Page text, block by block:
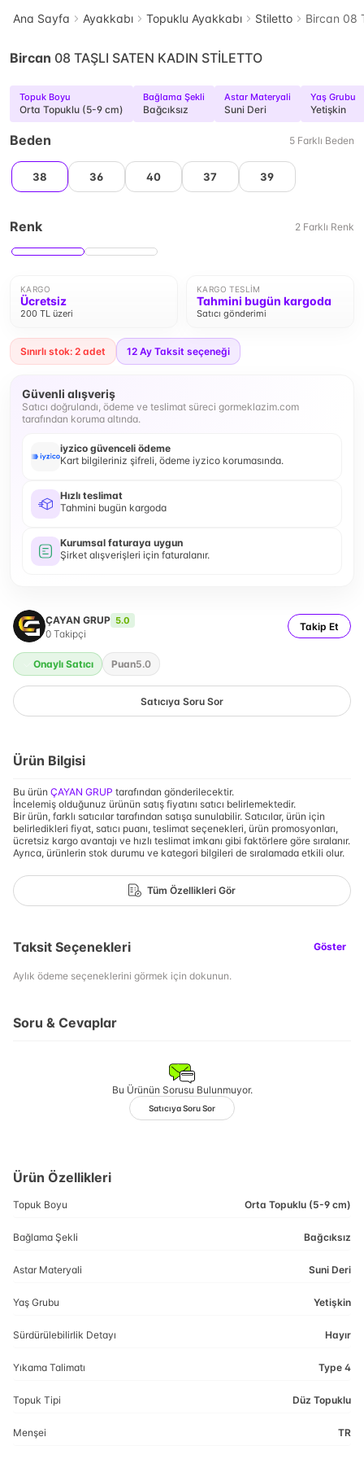
Ana Sayfa Ayakkabı Topuklu Ayakkabı Stiletto Bircan 08
Bircan 08 TAŞLI SATEN KADIN STİLETTO
Topuk Boyu
Orta Topuklu (5-9 cm)
Bağlama Şekli
Bağcıksız
Astar Materyali
Suni Deri
Yaş Grubu
Yetişkin
Beden 5 Farklı Beden
38 36 40 37 39
Renk 2 Farklı Renk
KARGO
Ücretsiz
200 TL üzeri
KARGO TESLIM
Tahmini bugün kargoda
Satıcı gönderimi
Sınırlı stok: 2 adet 12 Ay Taksit seçeneği
Güvenli alışveriş
Satıcı doğrulandı, ödeme ve teslimat süreci gormeklazim.com
tarafından koruma altında.
iyzico güvenceli ödeme
Kart bilgileriniz şifreli, ödeme iyzico korumasında.
Hızlı teslimat
Tahmini bugün kargoda
Kurumsal faturaya uygun
Şirket alışverişleri için faturalanır.
ÇAYAN GRUP 5.0
0 Takipçi
Takip Et
Onaylı Satıcı Puan5.0
Satıcıya Soru Sor
Ürün Bilgisi
Bu ürün ÇAYAN GRUP tarafından gönderilecektir.
İncelemiş olduğunuz ürünün satış fiyatını satıcı belirlemektedir.
Bir ürün, farklı satıcılar tarafından satışa sunulabilir. Satıcılar, ürün için
belirledikleri fiyat, satıcı puanı, teslimat seçenekleri, ürün promosyonları,
ücretsiz kargo avantajı ve hızlı teslimat imkanı gibi faktörlere göre sıralanır.
Ayrıca, ürünlerin stok durumu ve kategori bilgileri de sıralamada etkili olur.
Tüm Özellikleri Gör
Taksit Seçenekleri Göster
Aylık ödeme seçeneklerini görmek için dokunun.
Soru & Cevaplar
Bu Ürünün Sorusu Bulunmuyor.
Satıcıya Soru Sor
Ürün Özellikleri
Topuk Boyu Orta Topuklu (5-9 cm)
Bağlama Şekli Bağcıksız
Astar Materyali Suni Deri
Yaş Grubu Yetişkin
Sürdürülebilirlik Detayı Hayır
Yıkama Talimatı Type 4
Topuk Tipi Düz Topuklu
Menşei TR